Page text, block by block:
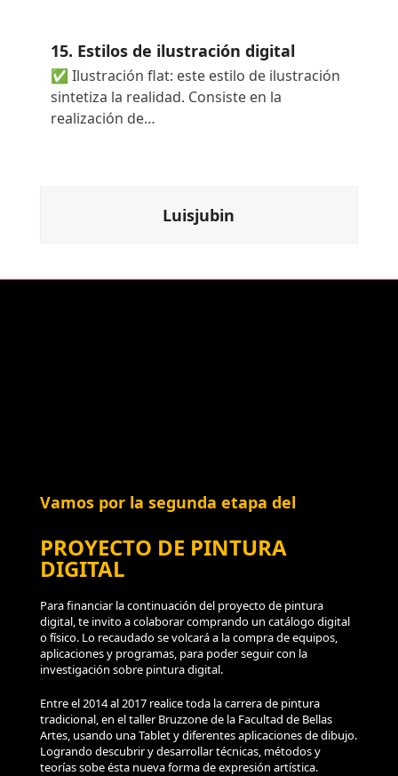
15. Estilos de ilustración digital
✅ Ilustración flat: este estilo de ilustración
sintetiza la realidad. Consiste en la
realización de…
Luisjubin
Vamos por la segunda etapa del
PROYECTO DE PINTURA
DIGITAL
Para financiar la continuación del proyecto de pintura
digital, te invito a colaborar comprando un catálogo digital
o físico. Lo recaudado se volcará a la compra de equipos,
aplicaciones y programas, para poder seguir con la
investigación sobre pintura digital.
Entre el 2014 al 2017 realice toda la carrera de pintura
tradicional, en el taller Bruzzone de la Facultad de Bellas
Artes, usando una Tablet y diferentes aplicaciones de dibujo.
Logrando descubrir y desarrollar técnicas, métodos y
teorías sobe ésta nueva forma de expresión artística.